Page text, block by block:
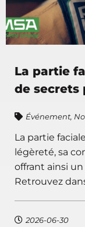
La partie
de secrets
Événement,
La partie
légèreté, sa
offrant ainsi
Retrouvez
2026-06-30